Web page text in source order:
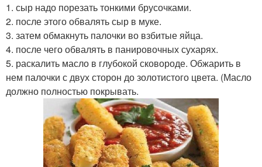
1. сыр надо порезать тонкими брусочками.
2. после этого обвалять сыр в муке.
3. затем обмакнуть палочки во взбитые яйца.
4. после чего обвалять в панировочных сухарях.
5. раскалить масло в глубокой сковороде. Обжарить в
нем палочки с двух сторон до золотистого цвета. (Масло
должно полностью покрывать.